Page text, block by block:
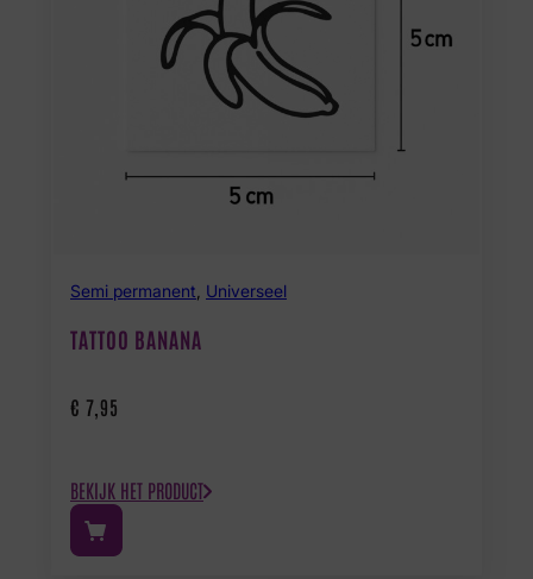
Semi permanent Universeel
TATTOO BANANA
€ 7,95
BEKIJK HET PRODUCT